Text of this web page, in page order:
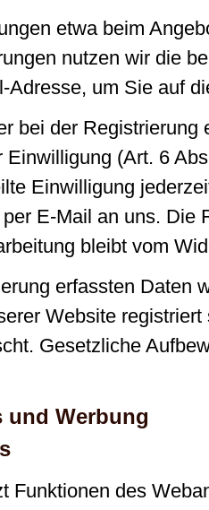
etwa beim
nutzen wir die
Adresse, um Sie auf
bei der Registrierung
Einwilligung (Art. 6
Einwilligung
E-Mail an uns. Die
bleibt vom
erfassten Daten
Website registriert
Gesetzliche
und Werbung
Funktionen des